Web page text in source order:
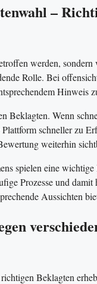
–
werden, sondern
Rolle. Bei
Hinweis
Beklagten. Wenn
schneller zu
weiterhin
spielen eine
Prozesse und
Aussichten
Beklagten